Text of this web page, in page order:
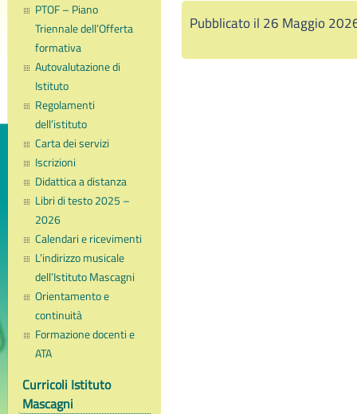
PTOF – Piano
Triennale dell’Offerta
formativa
Autovalutazione di
Istituto
Regolamenti
dell’istituto
Carta dei servizi
Iscrizioni
Didattica a distanza
Libri di testo 2025 –
2026
Calendari e ricevimenti
L’indirizzo musicale
dell’Istituto Mascagni
Orientamento e
continuità
Formazione docenti e
ATA
Curricoli Istituto
Mascagni
Pubblicato il 26 Maggio